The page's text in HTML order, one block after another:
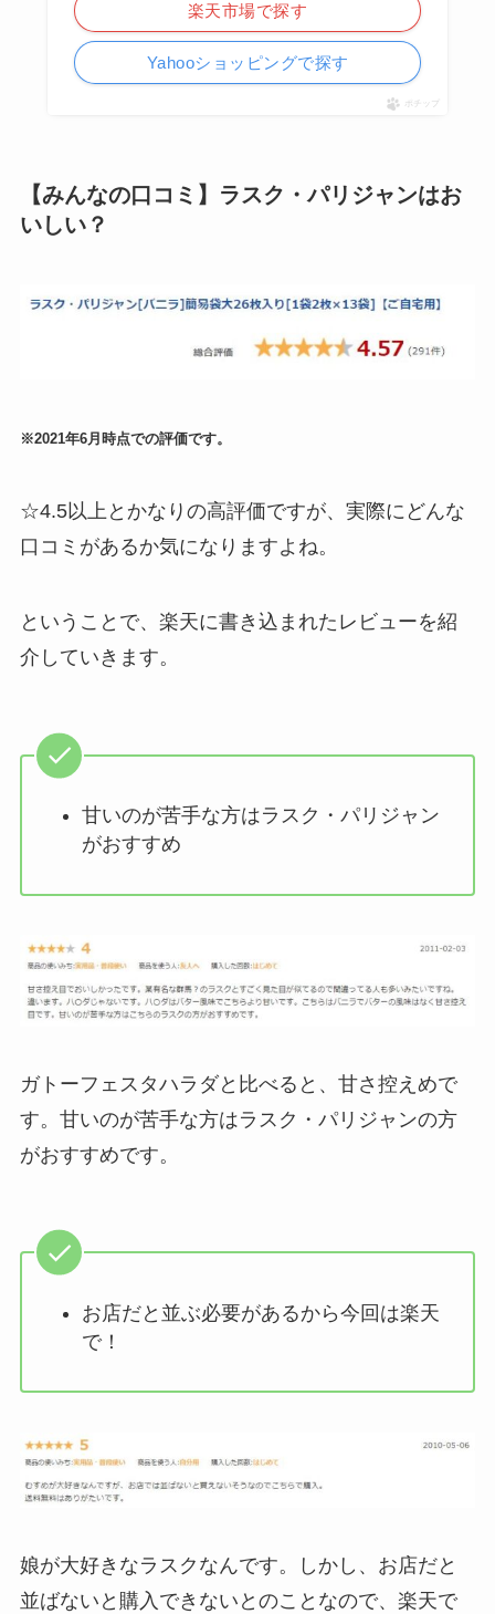
楽天市場で探す
Yahooショッピングで探す
ポチップ
【みんなの口コミ】ラスク・パリジャンはお
いしい？
※2021年6月時点での評価です。
☆4.5以上とかなりの高評価ですが、実際にどんな
口コミがあるか気になりますよね。
ということで、楽天に書き込まれたレビューを紹
介していきます。
甘いのが苦手な方はラスク・パリジャン
がおすすめ
ガトーフェスタハラダと比べると、甘さ控えめで
す。甘いのが苦手な方はラスク・パリジャンの方
がおすすめです。
お店だと並ぶ必要があるから今回は楽天
で！
娘が大好きなラスクなんです。しかし、お店だと
並ばないと購入できないとのことなので、楽天で